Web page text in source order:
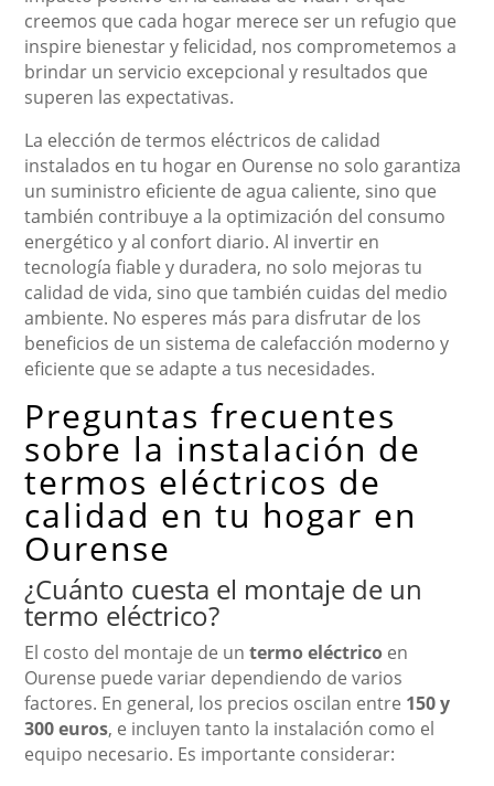
creemos que cada hogar merece ser un refugio que
inspire bienestar y felicidad, nos comprometemos a
brindar un servicio excepcional y resultados que
superen las expectativas.
La elección de termos eléctricos de calidad
instalados en tu hogar en Ourense no solo garantiza
un suministro eficiente de agua caliente, sino que
también contribuye a la optimización del consumo
energético y al confort diario. Al invertir en
tecnología fiable y duradera, no solo mejoras tu
calidad de vida, sino que también cuidas del medio
ambiente. No esperes más para disfrutar de los
beneficios de un sistema de calefacción moderno y
eficiente que se adapte a tus necesidades.
Preguntas frecuentes
sobre la instalación de
termos eléctricos de
calidad en tu hogar en
Ourense
¿Cuánto cuesta el montaje de un
termo eléctrico?
El costo del montaje de untermo eléctrico en
Ourense puede variar dependiendo de varios
factores. En general, los precios oscilan entre 150 y
300 euros, e incluyen tanto la instalación como el
equipo necesario. Es importante considerar: